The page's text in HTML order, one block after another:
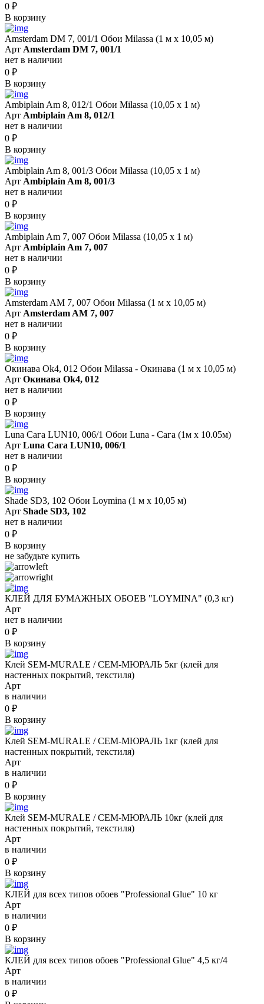
0 ₽
В корзину
Amsterdam DM 7, 001/1 Обои Milassa (1 м х 10,05 м)
Арт Amsterdam DM 7, 001/1
нет в наличии
0 ₽
В корзину
Ambiplain Am 8, 012/1 Обои Milassa (10,05 х 1 м)
Арт Ambiplain Am 8, 012/1
нет в наличии
0 ₽
В корзину
Ambiplain Am 8, 001/3 Обои Milassa (10,05 х 1 м)
Арт Ambiplain Am 8, 001/3
нет в наличии
0 ₽
В корзину
Ambiplain Am 7, 007 Обои Milassa (10,05 х 1 м)
Арт Ambiplain Am 7, 007
нет в наличии
0 ₽
В корзину
Amsterdam AM 7, 007 Обои Milassa (1 м х 10,05 м)
Арт Amsterdam AM 7, 007
нет в наличии
0 ₽
В корзину
Окинава Ok4, 012 Обои Milassa - Окинава (1 м х 10,05 м)
Арт Окинава Ok4, 012
нет в наличии
0 ₽
В корзину
Luna Сага LUN10, 006/1 Обои Luna - Сага (1м х 10.05м)
Арт Luna Сага LUN10, 006/1
нет в наличии
0 ₽
В корзину
Shade SD3, 102 Обои Loymina (1 м х 10,05 м)
Арт Shade SD3, 102
нет в наличии
0 ₽
В корзину
не забудьте купить
КЛЕЙ ДЛЯ БУМАЖНЫХ ОБОЕВ "LOYMINA" (0,3 кг)
Арт
нет в наличии
0 ₽
В корзину
Клей SEM-MURALE / СЕМ-МЮРАЛЬ 5кг (клей для
настенных покрытий, текстиля)
Арт
в наличии
0 ₽
В корзину
Клей SEM-MURALE / СЕМ-МЮРАЛЬ 1кг (клей для
настенных покрытий, текстиля)
Арт
в наличии
0 ₽
В корзину
Клей SEM-MURALE / СЕМ-МЮРАЛЬ 10кг (клей для
настенных покрытий, текстиля)
Арт
в наличии
0 ₽
В корзину
КЛЕЙ для всех типов обоев "Professional Glue" 10 кг
Арт
в наличии
0 ₽
В корзину
КЛЕЙ для всех типов обоев "Professional Glue" 4,5 кг/4
Арт
в наличии
0 ₽